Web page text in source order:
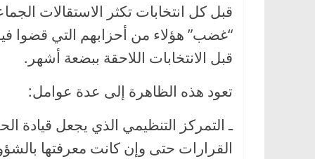
قبل كل انتخابات تكثر الاستقالات
“غضب” هؤلاء من أحزابهم التي قضوا فيها
قبل الانتخابات اللاحقة ببضعة أشهر.
تعود هذه الظاهرة إلى عدة عوامل:
ـ التمركز التنظيمي الذي يجعل قيادة
القرارات حتى وإن كانت معرفتها